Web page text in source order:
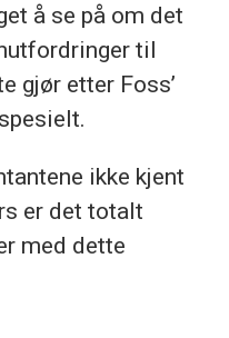
å se på om det
til
gjør etter Foss’
ikke kjent
er det totalt
med dette